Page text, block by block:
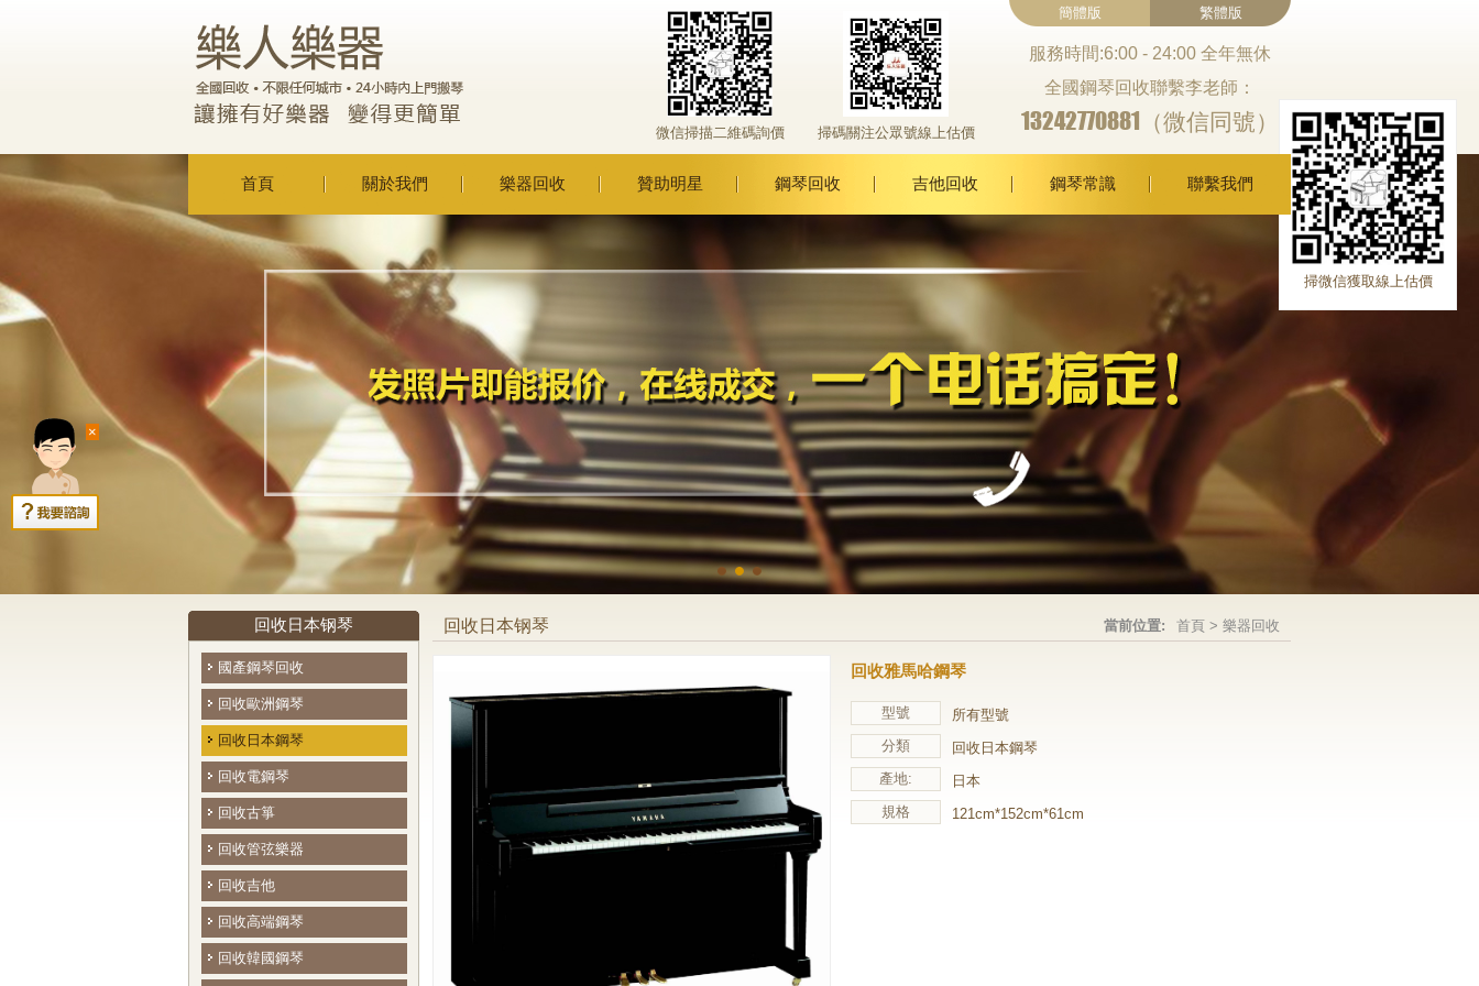
微信掃描二維碼詢價 掃碼關注公眾號線上估價
簡體版 繁體版
服務時間:6:00 - 24:00 全年無休
全國鋼琴回收聯繫李老師：
13242770881（微信同號）
首頁 關於我們 樂器回收 贊助明星 鋼琴回收 吉他回收 鋼琴常識 聯繫我們
回收日本钢琴
國產鋼琴回收
回收歐洲鋼琴
回收日本鋼琴
回收電鋼琴
回收古箏
回收管弦樂器
回收吉他
回收高端鋼琴
回收韓國鋼琴
回收日本钢琴 當前位置: 首頁 > 樂器回收
回收雅馬哈鋼琴
型號
所有型號
分類
回收日本鋼琴
產地:
日本
規格
121cm*152cm*61cm
×
掃微信獲取線上估價